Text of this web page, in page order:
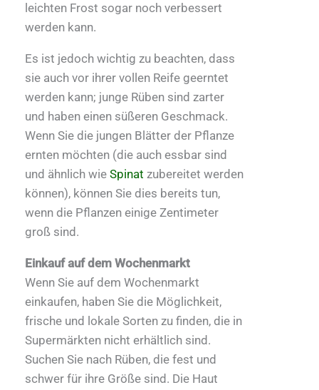
leichten Frost sogar noch verbessert
werden kann.
Es ist jedoch wichtig zu beachten, dass
sie auch vor ihrer vollen Reife geerntet
werden kann; junge Rüben sind zarter
und haben einen süßeren Geschmack.
Wenn Sie die jungen Blätter der Pflanze
ernten möchten (die auch essbar sind
und ähnlich wie Spinat zubereitet werden
können), können Sie dies bereits tun,
wenn die Pflanzen einige Zentimeter
groß sind.
Einkauf auf dem Wochenmarkt
Wenn Sie auf dem Wochenmarkt
einkaufen, haben Sie die Möglichkeit,
frische und lokale Sorten zu finden, die in
Supermärkten nicht erhältlich sind.
Suchen Sie nach Rüben, die fest und
schwer für ihre Größe sind. Die Haut